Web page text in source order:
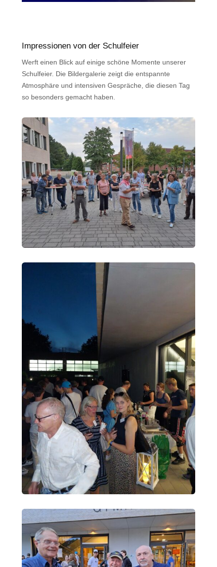
Impressionen von der Schulfeier
Werft einen Blick auf einige schöne Momente unserer
Schulfeier. Die Bildergalerie zeigt die entspannte
Atmosphäre und intensiven Gespräche, die diesen Tag
so besonders gemacht haben.